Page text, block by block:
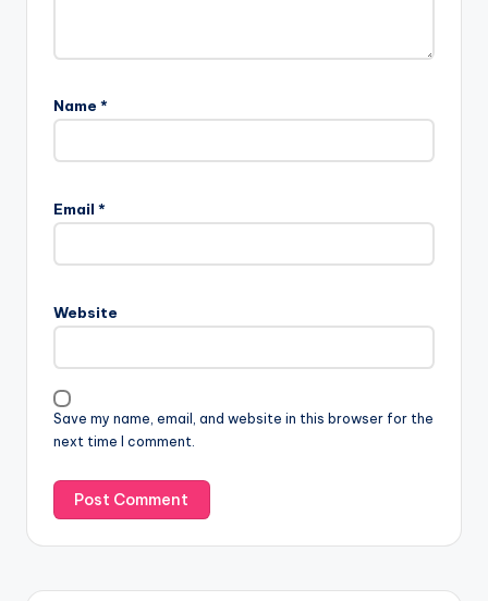
Name *
Email *
Website
Save my name, email, and website in this browser for the
next time I comment.